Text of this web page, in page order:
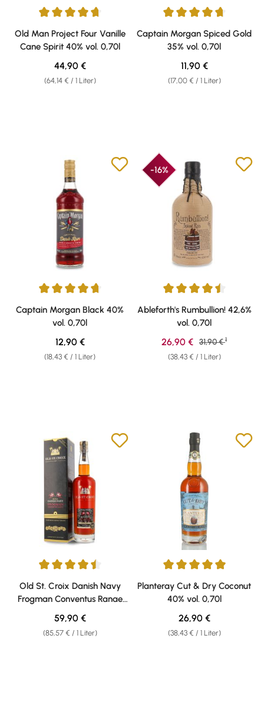
Durchschnittliche Bewertung von 4.74 von 5 Sternen
Old Man Project Four Vanille
Cane Spirit 40% vol. 0,70l
(64,14 € / 1 Liter)
Regulärer Preis:
44,90 €
Durchschnittliche Bewertung
Captain Morgan Spiced Gold
35% vol. 0,70l
(17,00 € / 1 Liter)
Regulärer Preis:
11,90 €
Durchschnittliche Bewertung von 4.7 von 5 Sternen
Captain Morgan Black 40%
vol. 0,70l
(18,43 € / 1 Liter)
Regulärer Preis:
12,90 €
-16%
Durchschnittliche Bewertung
Ableforth's Rumbullion! 42,6%
vol. 0,70l
(38,43 € / 1 Liter)
Verkaufspreis:
26,90 € Regulärer Preis:
31,90 € 1
Durchschnittliche Bewertung von 4.44 von 5 Sternen
Old St. Croix Danish Navy
Frogman Conventus Ranae
60% vol. 0,70l
(85,57 € / 1 Liter)
Regulärer Preis:
59,90 €
Durchschnittliche Bewertung
Planteray Cut & Dry Coconut
40% vol. 0,70l
(38,43 € / 1 Liter)
Regulärer Preis:
26,90 €